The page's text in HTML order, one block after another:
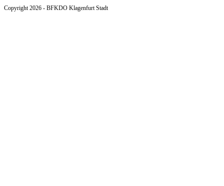
Copyright 2026 - BFKDO Klagenfurt Stadt